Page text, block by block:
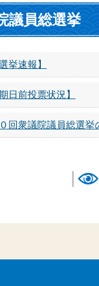
議員総選挙
挙速報】
日前投票状況】
回衆議院議員総選挙